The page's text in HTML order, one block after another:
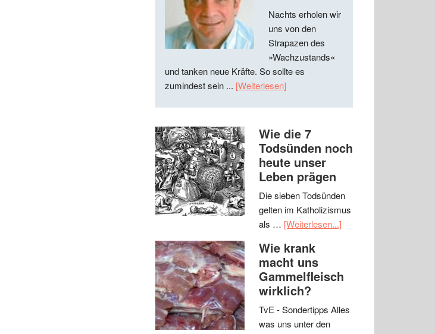
Nachts erholen wir
uns von den
Strapazen des
»Wachzustands«
und tanken neue Kräfte. So sollte es
zumindest sein ... [Weiterlesen]
Wie die 7
Todsünden noch
heute unser
Leben prägen
Die sieben Todsünden
gelten im Katholizismus
als … [Weiterlesen...]
Wie krank
macht uns
Gammelfleisch
wirklich?
TvE - Sondertipps Alles
was uns unter den